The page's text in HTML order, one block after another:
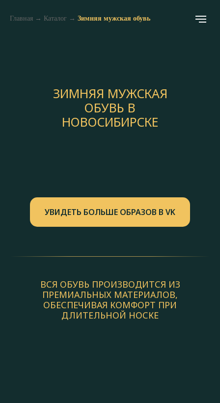
Главная → Каталог → Зимняя мужская обувь
ЗИМНЯЯ МУЖСКАЯ
ОБУВЬ В
НОВОСИБИРСКЕ
УВИДЕТЬ БОЛЬШЕ ОБРАЗОВ В VK
ВСЯ ОБУВЬ ПРОИЗВОДИТСЯ ИЗ
ПРЕМИАЛЬНЫХ МАТЕРИАЛОВ,
ОБЕСПЕЧИВАЯ КОМФОРТ ПРИ
ДЛИТЕЛЬНОЙ НОСКЕ